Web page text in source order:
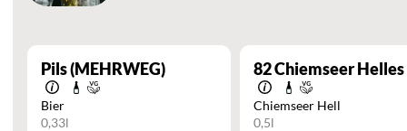
Pils (MEHRWEG)
Bier
0,33l
82Chiemseer Helles
Chiemseer Hell
0,5l